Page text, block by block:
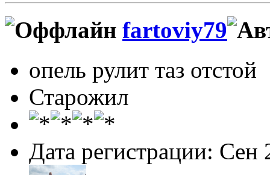
fartoviy79
опель рулит таз отстой
Старожил
Дата регистрации: Сен